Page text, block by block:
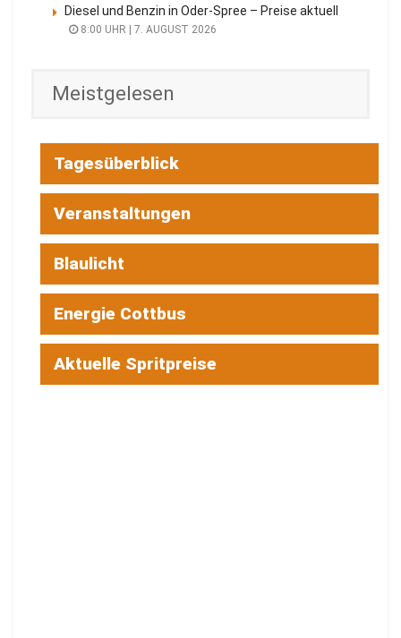
Diesel und Benzin in Oder-Spree – Preise aktuell
8:00 UHR | 7. AUGUST 2026
Meistgelesen
Tagesüberblick
Veranstaltungen
Blaulicht
Energie Cottbus
Aktuelle Spritpreise